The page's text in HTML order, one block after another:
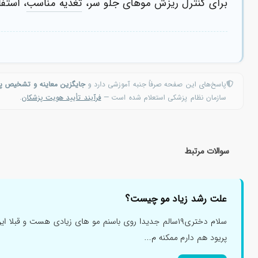
برای کنترل ریزش موهای جلو سر، تغذیه مناسب،
پاسخ‌های این صفحه صرفاً جنبه آموزشی دارد وجایگزین معاینه و
سازمان نظام پزشکی استعلام شده است —فرآیند تأیید هویت پزشکان.
سوالات مرتبط
علت رشد زیاد مو چیست؟
سلام دختری۱۹سالم جدیدا روی باسنم مو های زیادی هست
پریود هم دارم ممکنه م...